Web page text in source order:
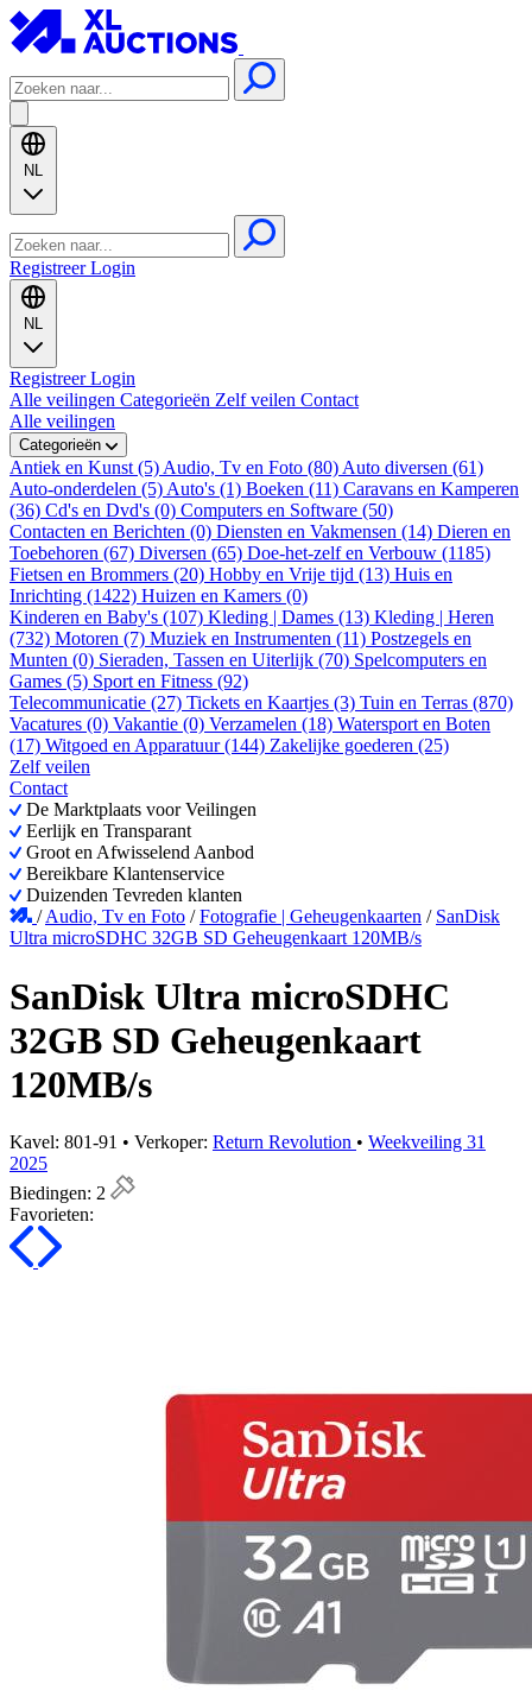
NL
RegistreerLogin
NL
RegistreerLogin
Alle veilingen Categorieën Zelf veilen Contact
Alle veilingen
Categorieën
Antiek en Kunst (5) Audio, Tv en Foto (80) Auto diversen (61)
Auto-onderdelen (5) Auto's (1) Boeken (11) Caravans en Kamperen
(36) Cd's en Dvd's (0) Computers en Software (50)
Contacten en Berichten (0) Diensten en Vakmensen (14) Dieren en
Toebehoren (67) Diversen (65) Doe-het-zelf en Verbouw (1185)
Fietsen en Brommers (20) Hobby en Vrije tijd (13) Huis en
Inrichting (1422) Huizen en Kamers (0)
Kinderen en Baby's (107) Kleding | Dames (13) Kleding | Heren
(732) Motoren (7) Muziek en Instrumenten (11) Postzegels en
Munten (0) Sieraden, Tassen en Uiterlijk (70) Spelcomputers en
Games (5) Sport en Fitness (92)
Telecommunicatie (27) Tickets en Kaartjes (3) Tuin en Terras (870)
Vacatures (0) Vakantie (0) Verzamelen (18) Watersport en Boten
(17) Witgoed en Apparatuur (144) Zakelijke goederen (25)
Zelf veilen
Contact
De Marktplaats voor Veilingen
Eerlijk en Transparant
Groot en Afwisselend Aanbod
Bereikbare Klantenservice
Duizenden Tevreden klanten
/Audio, Tv en Foto /Fotografie | Geheugenkaarten / SanDisk
Ultra microSDHC 32GB SD Geheugenkaart 120MB/s
SanDisk Ultra microSDHC
32GB SD Geheugenkaart
120MB/s
Kavel: 801-91 • Verkoper: Return Revolution • Weekveiling 31
2025
Biedingen: 2
Favorieten: